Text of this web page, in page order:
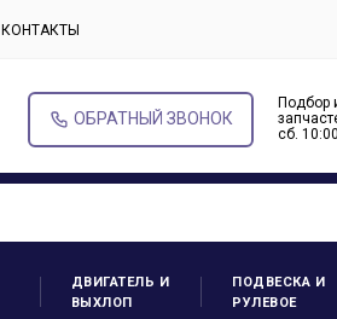
КОНТАКТЫ
ОБРАТНЫЙ ЗВОНОК
Подбор
cб.
ДВИГАТЕЛЬ И
ВЫХЛОП
ПОДВЕСКА И
РУЛЕВОЕ